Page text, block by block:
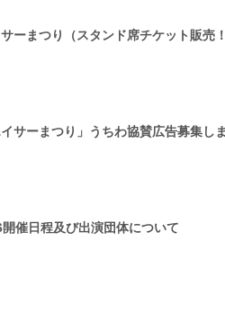
ーまつり（スタンド席チケット販売！
サーまつり」うちわ協賛広告募集し
催日程及び出演団体について